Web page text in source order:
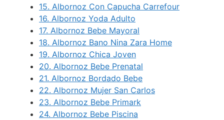
15. Albornoz Con Capucha Carrefour
16. Albornoz Yoda Adulto
17. Albornoz Bebe Mayoral
18. Albornoz Bano Nina Zara Home
19. Albornoz Chica Joven
20. Albornoz Bebe Prenatal
21. Albornoz Bordado Bebe
22. Albornoz Mujer San Carlos
23. Albornoz Bebe Primark
24. Albornoz Bebe Piscina